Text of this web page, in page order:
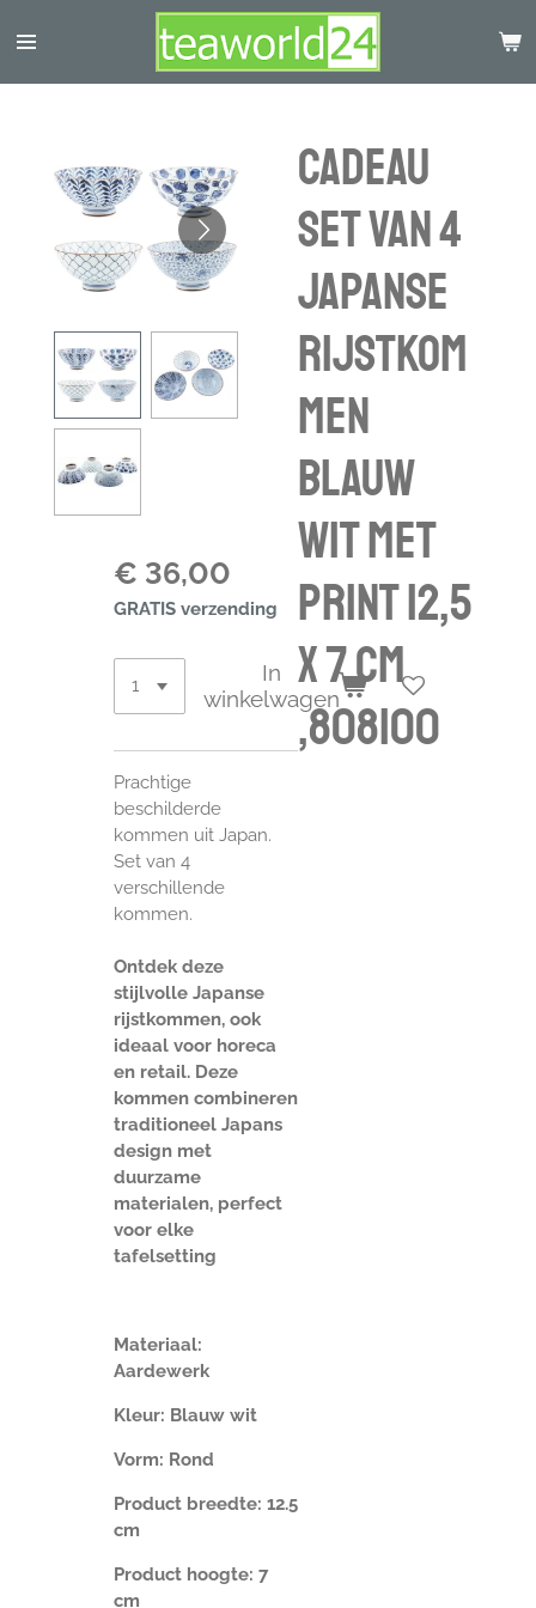
direct
Cadeau
set van 4
Japanse
rijstkom
men
blauw
wit met
print 12,5
x 7 cm
,808100
€ 36,00
GRATIS verzending
In
winkelwagen
Prachtige
beschilderde
kommen uit Japan.
Set van 4
verschillende
kommen.
Ontdek deze
stijlvolle Japanse
rijstkommen, ook
ideaal voor horeca
en retail. Deze
kommen combineren
traditioneel Japans
design met
duurzame
materialen, perfect
voor elke
tafelsetting
Materiaal:
Aardewerk
Kleur: Blauw wit
Vorm: Rond
Product breedte: 12.5
cm
Product hoogte: 7
cm